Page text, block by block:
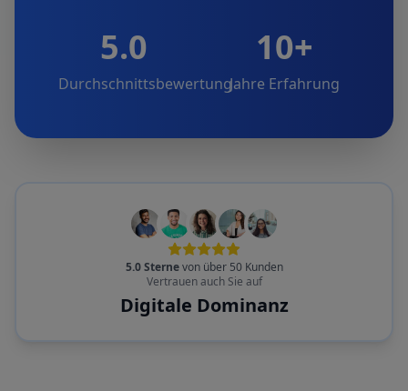
5.0
Durchschnittsbewertung
10+
Jahre Erfahrung
5.0 Sternevon über 50 Kunden
Vertrauen auch Sie auf
Digitale Dominanz